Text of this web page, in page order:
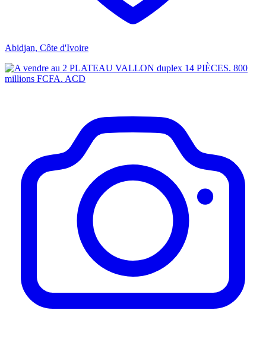
Abidjan, Côte d'Ivoire